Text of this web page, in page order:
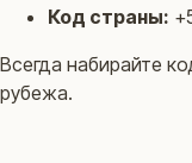
Код страны:
Всегда набирайте
рубежа.